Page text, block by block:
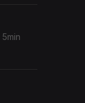
5min